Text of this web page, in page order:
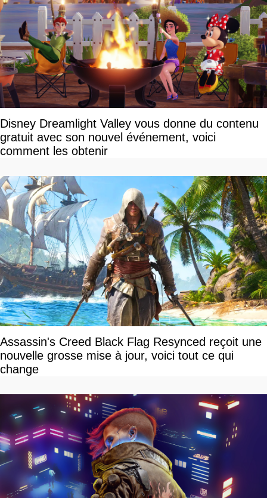
Disney Dreamlight Valley vous donne du contenu
gratuit avec son nouvel événement, voici
comment les obtenir
Assassin's Creed Black Flag Resynced reçoit une
nouvelle grosse mise à jour, voici tout ce qui
change